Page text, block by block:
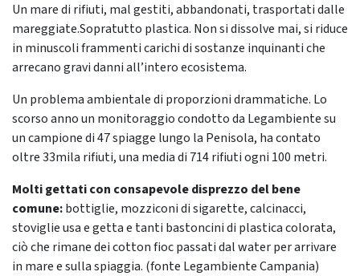
Un mare di rifiuti, mal gestiti, abbandonati, trasportati dalle
mareggiate.Sopratutto plastica. Non si dissolve mai, si riduce
in minuscoli frammenti carichi di sostanze inquinanti che
arrecano gravi danni all’intero ecosistema.
Un problema ambientale di proporzioni drammatiche. Lo
scorso anno un monitoraggio condotto da Legambiente su
un campione di 47 spiagge lungo la Penisola, ha contato
oltre 33mila rifiuti, una media di 714 rifiuti ogni 100 metri.
Molti gettati con consapevole disprezzo del bene
comune:bottiglie, mozziconi di sigarette, calcinacci,
stoviglie usa e getta e tanti bastoncini di plastica colorata,
ciò che rimane dei cotton fioc passati dal water per arrivare
in mare e sulla spiaggia. (fonte Legambiente Campania)